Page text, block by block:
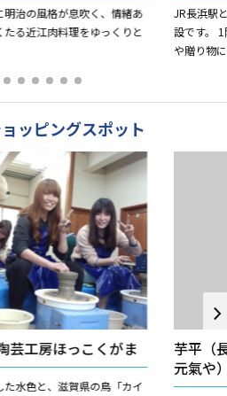
治の風格が息吹く、情緒あ
る近江肉料理をゆっくりと
JR長浜駅
設です。
や贈り物
ッピングスポット
工房ほっこくがま
水色と、滋賀県の鳥「カイ
芋平（
元氣や